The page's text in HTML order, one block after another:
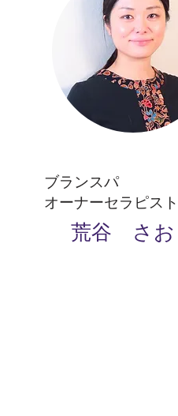
ブランスパ
オーナーセラピスト
荒谷 さお